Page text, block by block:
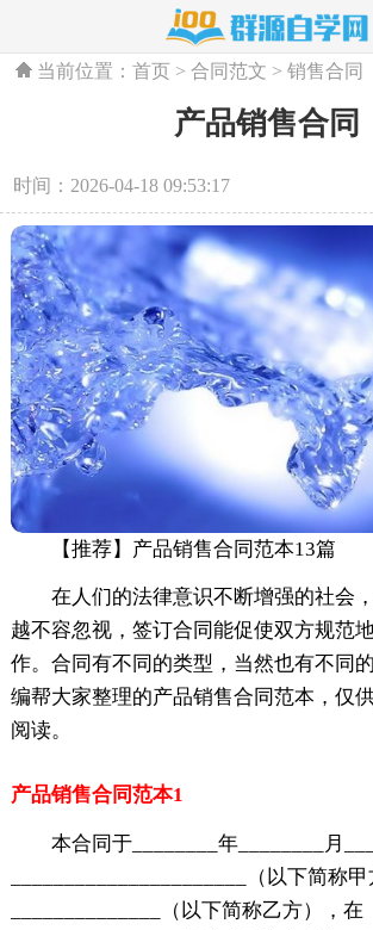
当前位置：首页 >合同范文 >销售合同
产品销售合同
时间：2026-04-18 09:53:17
【推荐】产品销售合同范本13篇
在人们的法律意识不断增强的社会
越不容忽视，签订合同能促使双方规范
作。合同有不同的类型，当然也有不同
编帮大家整理的产品销售合同范本，仅
阅读。
产品销售合同范本1
本合同于________年________月
______________________（以下简称
______________（以下简称乙方），在